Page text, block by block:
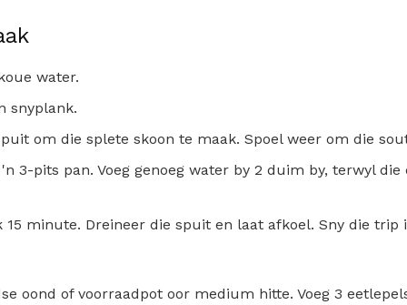
water.
snyplank.
om die splete skoon te maak. Spoel weer om die
3-pits pan. Voeg genoeg water by 2 duim by, terwyl
15 minute. Dreineer die spuit en laat afkoel. Sny die trip
oond of voorraadpot oor medium hitte. Voeg 3